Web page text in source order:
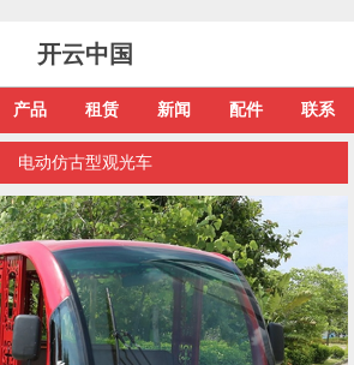
开云中国
产品 租赁 新闻 配件 联系
电动仿古型观光车